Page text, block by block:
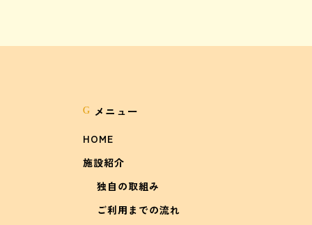
G メニュー
HOME
施設紹介
独自の取組み
ご利用までの流れ